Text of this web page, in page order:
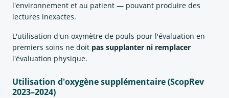
l'environnement et au patient — pouvant produire des
lectures inexactes.
L'utilisation d'un oxymètre de pouls pour l'évaluation en
premiers soins ne doit pas supplanter ni remplacer
l'évaluation physique.
Utilisation d'oxygène supplémentaire (ScopRev
2023–2024)